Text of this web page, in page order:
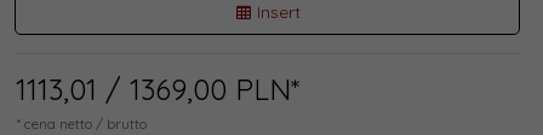
Insert
1113,01 / 1369,00 PLN*
* cena netto / brutto